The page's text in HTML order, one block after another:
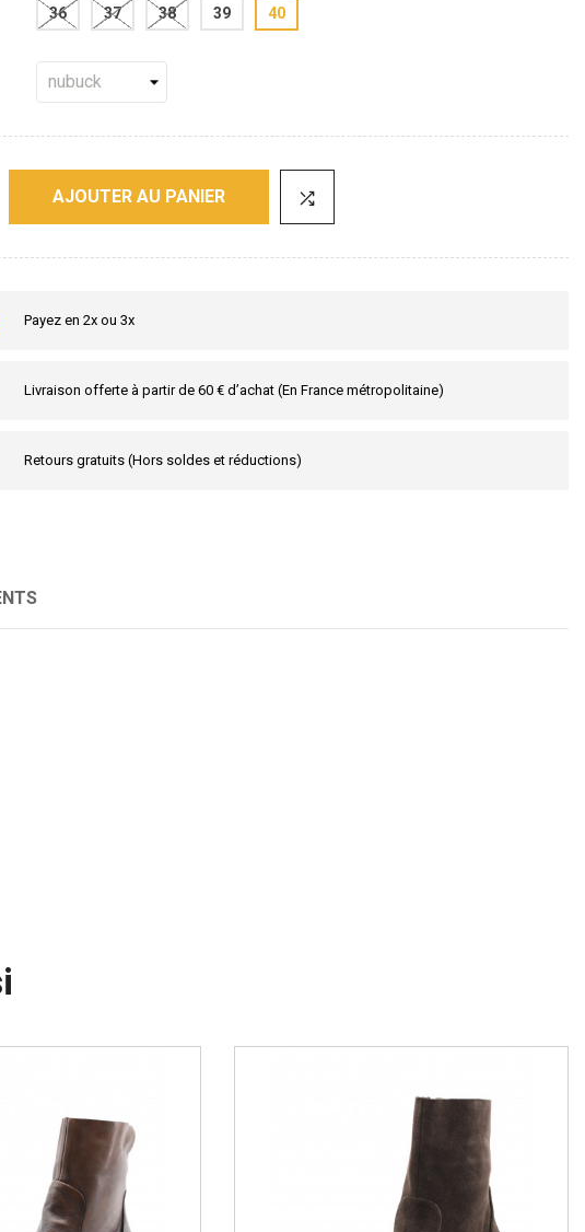
36 37 38 39 40
AJOUTER AU PANIER
Payez en 2x ou 3x
Livraison offerte à partir de 60 € d’achat (En France métropolitaine)
Retours gratuits (Hors soldes et réductions)